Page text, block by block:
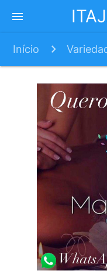
menu
Início